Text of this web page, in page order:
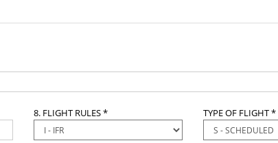
8. FLIGHT RULES * TYPE OF FLIGHT *